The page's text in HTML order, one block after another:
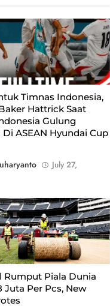
Timnas Indonesia,
Hattrick Saat
Gulung
ASEAN Hyundai Cup
July 27,
MetLife Stadium, New
saat final Piala
dijual Rp8 juta per
FIFA
Rumput Piala Dunia
Juta Per Pcs, New